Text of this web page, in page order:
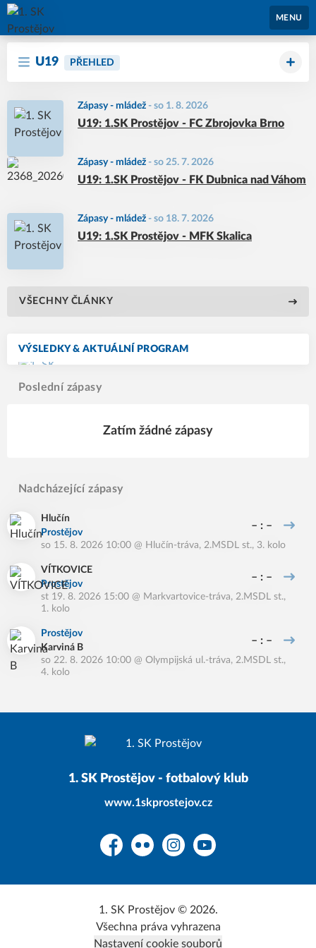
1. SK Prostějov
MENU
U19 PŘEHLED
Zápasy - mládež - so 1. 8. 2026
U19: 1.SK Prostějov - FC Zbrojovka Brno
Zápasy - mládež - so 25. 7. 2026
U19: 1.SK Prostějov - FK Dubnica nad Váhom
Zápasy - mládež - so 18. 7. 2026
U19: 1.SK Prostějov - MFK Skalica
VŠECHNY ČLÁNKY
VÝSLEDKY & AKTUÁLNÍ PROGRAM
Poslední zápasy
Zatím žádné zápasy
Nadcházející zápasy
Hlučín
Prostějov
– : –
so 15. 8. 2026 10:00 @ Hlučín-tráva, 2.MSDL st., 3. kolo
VÍTKOVICE
Prostějov
– : –
st 19. 8. 2026 15:00 @ Markvartovice-tráva, 2.MSDL st.,
1. kolo
Prostějov
Karviná B
– : –
so 22. 8. 2026 10:00 @ Olympijská ul.-tráva, 2.MSDL st.,
4. kolo
1. SK Prostějov - fotbalový klub
www.1skprostejov.cz
FacebookFlickr InstagramYouTube
1. SK Prostějov © 2026.
Všechna práva vyhrazena
Nastavení cookie souborů